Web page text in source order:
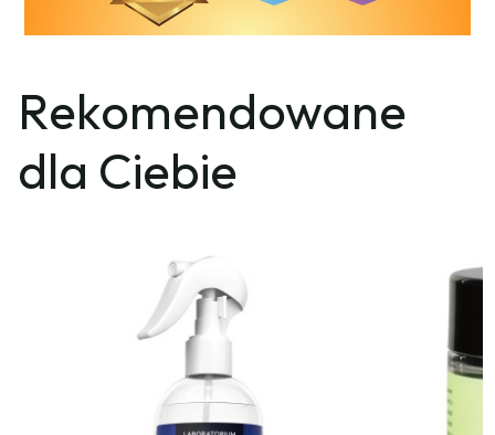
Rekomendowane
dla Ciebie